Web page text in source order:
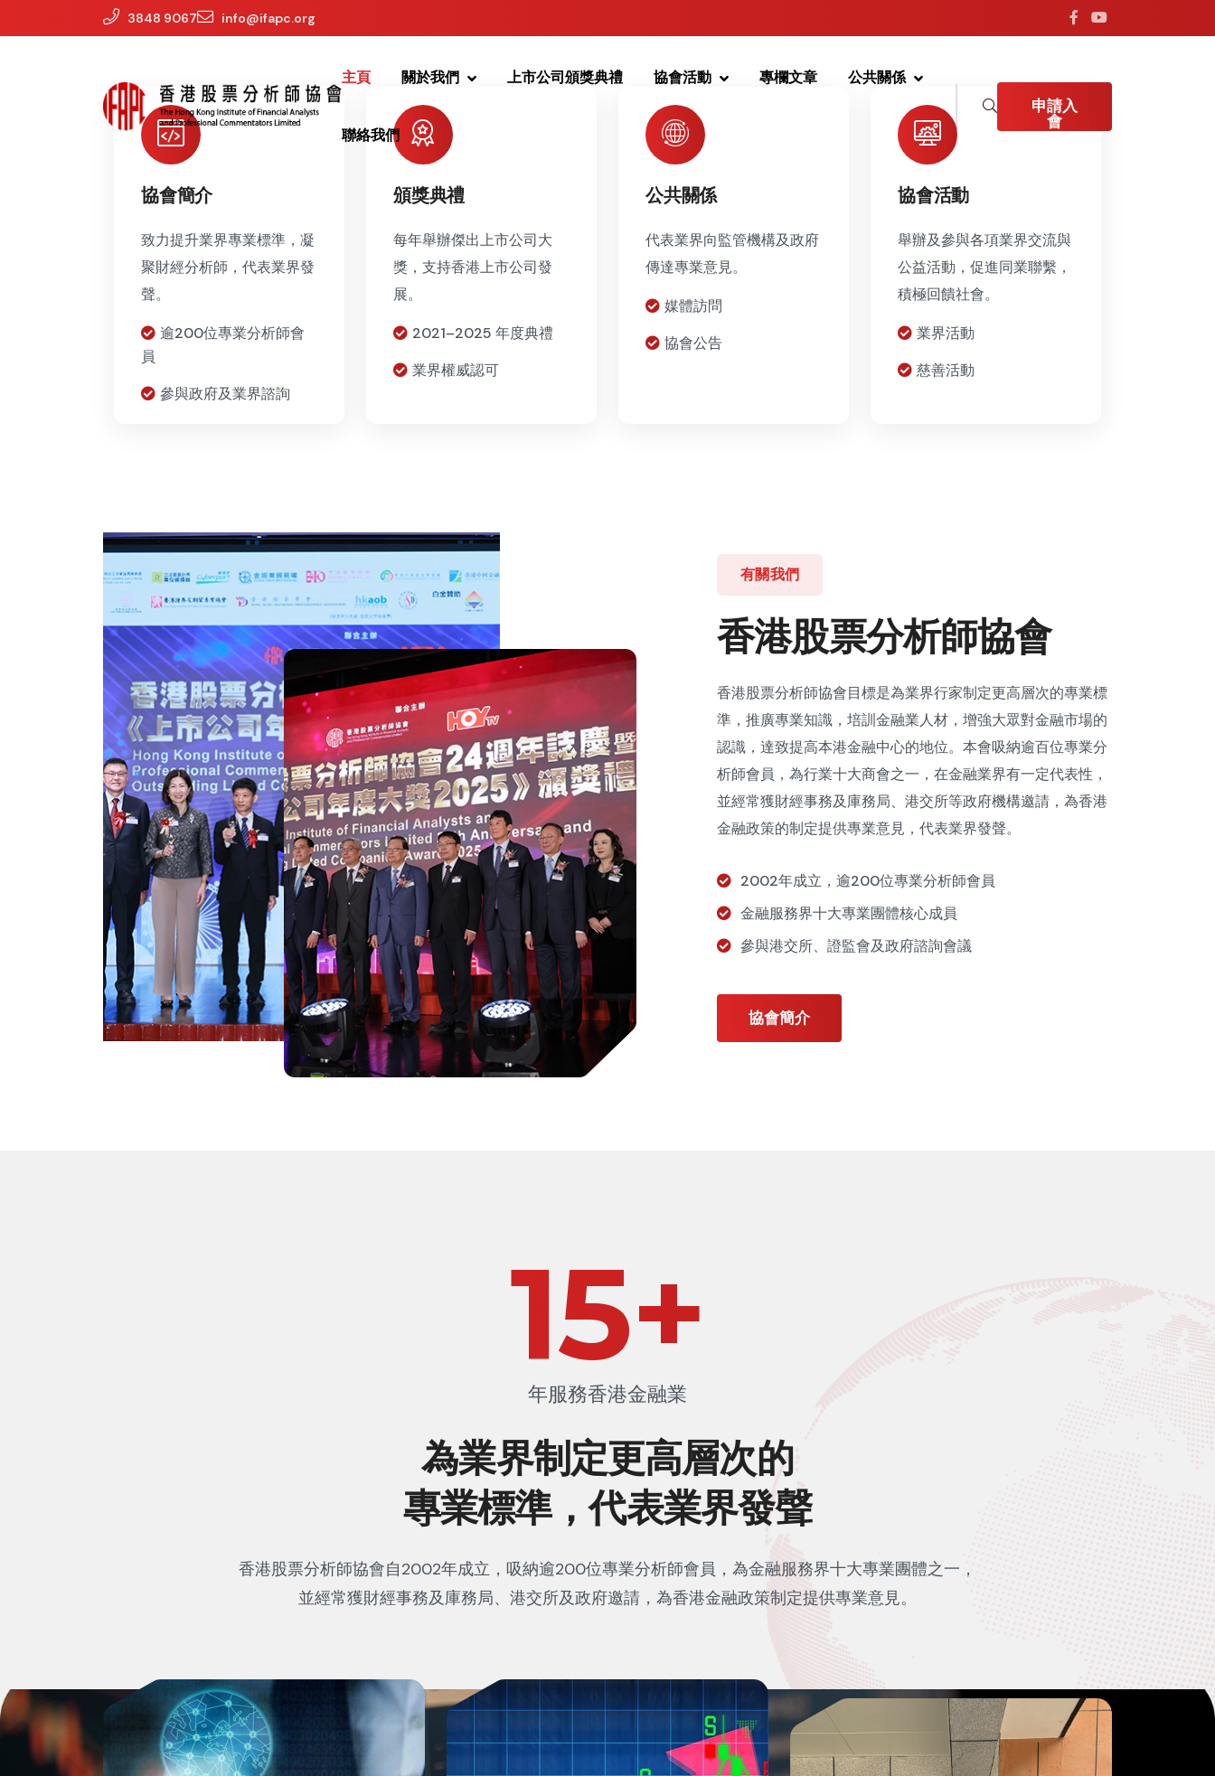
3848 9067 info@ifapc.org
主頁 關於我們 上市公司頒獎典禮 協會活動 專欄文章 公共關係
聯絡我們
申請入
會
協會簡介
致力提升業界專業標準，凝
聚財經分析師，代表業界發
聲。
逾200位專業分析師會
員
參與政府及業界諮詢
頒獎典禮
每年舉辦傑出上市公司大
獎，支持香港上市公司發
展。
2021–2025 年度典禮
業界權威認可
公共關係
代表業界向監管機構及政府
傳達專業意見。
媒體訪問
協會公告
協會活動
舉辦及參與各項業界交流與
公益活動，促進同業聯繫，
積極回饋社會。
業界活動
慈善活動
有關我們
香港股票分析師協會
香港股票分析師協會目標是為業界行家制定更高層次的專業標
準，推廣專業知識，培訓金融業人材，增強大眾對金融市場的
認識，達致提高本港金融中心的地位。本會吸納逾百位專業分
析師會員，為行業十大商會之一，在金融業界有一定代表性，
並經常獲財經事務及庫務局、港交所等政府機構邀請，為香港
金融政策的制定提供專業意見，代表業界發聲。
2002年成立，逾200位專業分析師會員
金融服務界十大專業團體核心成員
參與港交所、證監會及政府諮詢會議
協會簡介
23+
年服務香港金融業
為業界制定更高層次的
專業標準，代表業界發聲
香港股票分析師協會自2002年成立，吸納逾200位專業分析師會員，為金融服務界十大專業團體之一，
並經常獲財經事務及庫務局、港交所及政府邀請，為香港金融政策制定提供專業意見。